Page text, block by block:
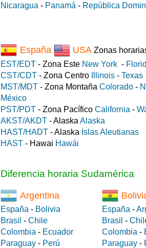
Nicaragua - Panamá - República
España USA Zonas
EST/EDT - Zona Este New York -
CST/CDT - Zona Centro Illinois - Texas
MST/MDT - Zona Montaña Colorado -
México
PST/PDT - Zona Pacífico California -
AKST/AKDT - Alaska Alaska
HAST/HADT - Alaska Islas Aleutianas
HAST - Hawai Hawái
Diferencia horaria Sudamérica
Argentina
España - Bolivia
Brasil - Chile
Colombia - Ecuador
Paraguay - Perú
España -
Brasil -
Colombia -
Paraguay-